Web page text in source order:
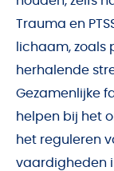
Trauma en
lichaam, zoals
herhalende
Gezamenlijke
helpen bij het
het reguleren
vaardigheden